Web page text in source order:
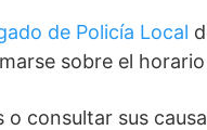
de Policía Local
sobre el
consultar sus